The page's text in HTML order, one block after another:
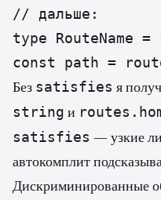
// дальше:
type
const path =
Без satisfies я
string и
satisfies — узкие
автокомплит
Дискриминированные